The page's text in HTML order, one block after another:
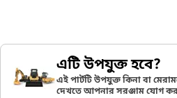
এটি উপযুক্ত হবে?
এই পার্টটি উপযুক্ত কিনা বা
দেখতে আপনার সরঞ্জাম যোগ